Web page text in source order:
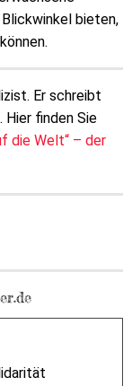
bieten,
Er schreibt
Hier finden Sie
die Welt“ – der